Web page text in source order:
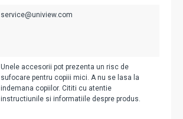
service@uniview.com
Unele accesorii pot prezenta un risc de
sufocare pentru copiii mici. A nu se lasa la
indemana copiilor. Cititi cu atentie
instructiunile si informatiile despre produs.